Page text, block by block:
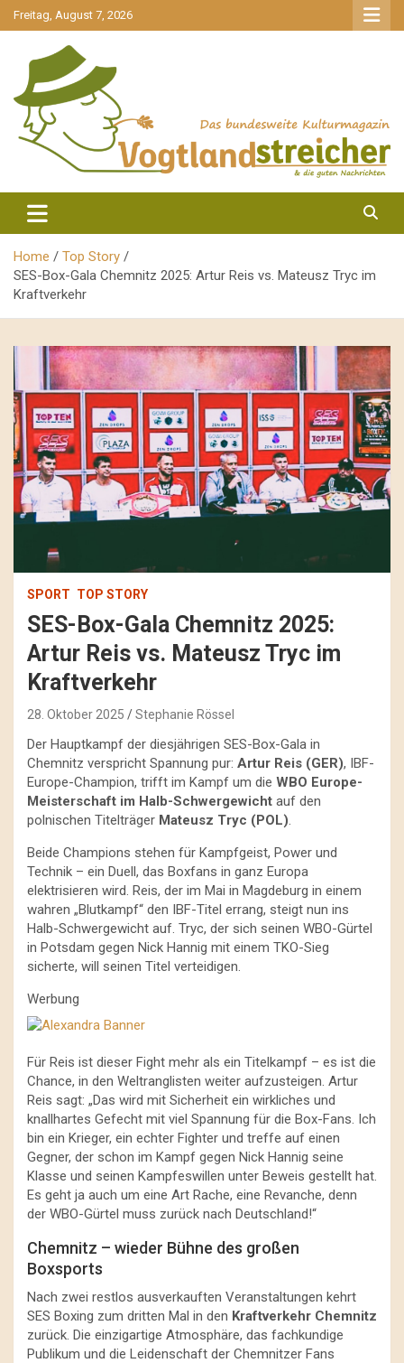
gehe
zum
Freitag, August 7, 2026
Vogtlandstreicher
Home
Top Story
SES-Box-Gala Chemnitz 2025: Artur Reis vs. Mateusz Tryc im
Kraftverkehr
SPORT TOP STORY
SES-Box-Gala Chemnitz 2025:
Artur Reis vs. Mateusz Tryc im
Kraftverkehr
28. Oktober 2025 Stephanie Rössel
Der Hauptkampf der diesjährigen SES-Box-Gala in
Chemnitz verspricht Spannung pur: Artur Reis (GER), IBF-
Europe-Champion, trifft im Kampf um die WBO Europe-
Meisterschaft im Halb-Schwergewicht auf den
polnischen Titelträger Mateusz Tryc (POL).
Beide Champions stehen für Kampfgeist, Power und
Technik – ein Duell, das Boxfans in ganz Europa
elektrisieren wird. Reis, der im Mai in Magdeburg in einem
wahren „Blutkampf“ den IBF-Titel errang, steigt nun ins
Halb-Schwergewicht auf. Tryc, der sich seinen WBO-Gürtel
in Potsdam gegen Nick Hannig mit einem TKO-Sieg
sicherte, will seinen Titel verteidigen.
Werbung
Für Reis ist dieser Fight mehr als ein Titelkampf – es ist die
Chance, in den Weltranglisten weiter aufzusteigen. Artur
Reis sagt: „Das wird mit Sicherheit ein wirkliches und
knallhartes Gefecht mit viel Spannung für die Box-Fans. Ich
bin ein Krieger, ein echter Fighter und treffe auf einen
Gegner, der schon im Kampf gegen Nick Hannig seine
Klasse und seinen Kampfeswillen unter Beweis gestellt hat.
Es geht ja auch um eine Art Rache, eine Revanche, denn
der WBO-Gürtel muss zurück nach Deutschland!“
Chemnitz – wieder Bühne des großen
Boxsports
Nach zwei restlos ausverkauften Veranstaltungen kehrt
SES Boxing zum dritten Mal in den Kraftverkehr Chemnitz
zurück. Die einzigartige Atmosphäre, das fachkundige
Publikum und die Leidenschaft der Chemnitzer Fans